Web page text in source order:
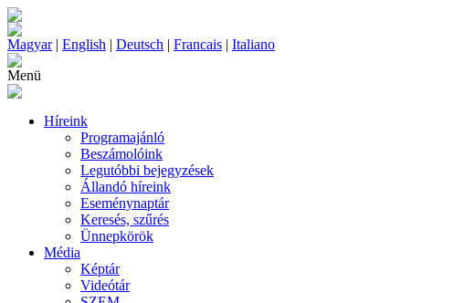
Magyar| English | Deutsch | Francais | Italiano
Menü
Híreink
Programajánló
Beszámolóink
Legutóbbi bejegyzések
Állandó híreink
Eseménynaptár
Keresés, szűrés
Ünnepkörök
Média
Képtár
Videótár